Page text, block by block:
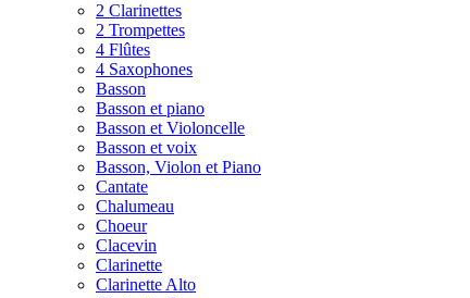
2 Clarinettes
2 Trompettes
4 Flûtes
4 Saxophones
Basson
Basson et piano
Basson et Violoncelle
Basson et voix
Basson, Violon et Piano
Cantate
Chalumeau
Choeur
Clacevin
Clarinette
Clarinette Alto